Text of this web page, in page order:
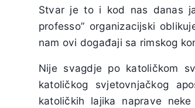
Stvar je to i kod nas danas
professo” organizacijski
nam ovi događaji sa rimskog
Nije svagdje po katoličkom
katoličkog svjetovnjačkog
katoličkih lajika naprave